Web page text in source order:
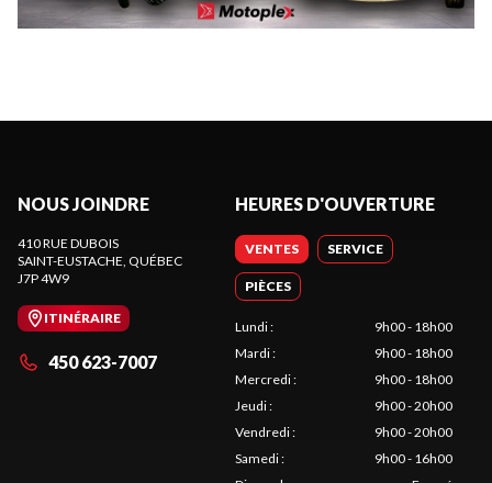
NOUS JOINDRE
410 RUE DUBOIS
SAINT-EUSTACHE, QUÉBEC
J7P 4W9
ITINÉRAIRE
450 623-7007
HEURES D'OUVERTURE
VENTES SERVICE
PIÈCES
Lundi:
9h00 - 18h00
Mardi:
9h00 - 18h00
Mercredi:
9h00 - 18h00
Jeudi:
9h00 - 20h00
Vendredi:
9h00 - 20h00
Samedi:
9h00 - 16h00